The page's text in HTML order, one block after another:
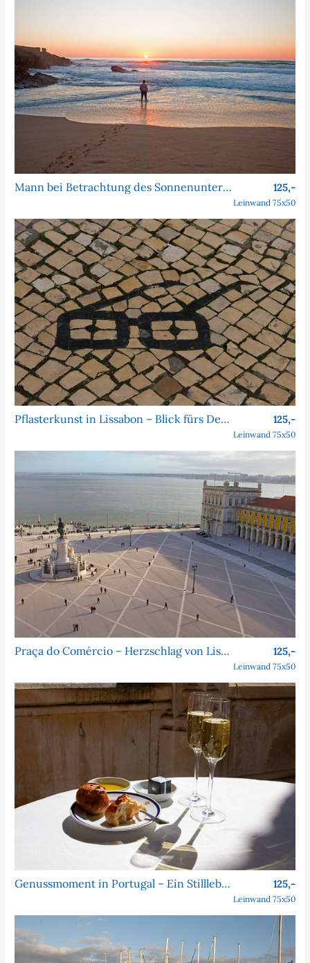
Mann bei Betrachtung des Sonnenuntergangs – Praia do Guincho 125,-
Leinwand 75x50
Pflasterkunst in Lissabon – Blick fürs Detail 125,-
Leinwand 75x50
Praça do Comércio – Herzschlag von Lissabon 125,-
Leinwand 75x50
Genussmoment in Portugal – Ein Stillleben im Licht 125,-
Leinwand 75x50